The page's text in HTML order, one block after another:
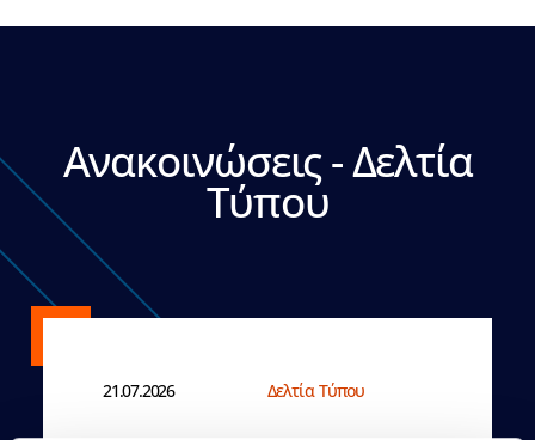
Ανακοινώσεις - Δελτία
Τύπου
21.07.2026 Δελτία Τύπου